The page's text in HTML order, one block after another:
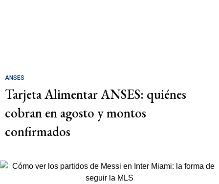
ANSES
Tarjeta Alimentar ANSES: quiénes
cobran en agosto y montos
confirmados